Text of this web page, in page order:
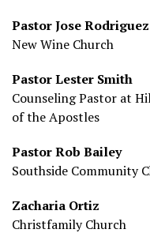
Pastor Jose Rodriguez
New Wine Church
Pastor Lester Smith
Counseling Pastor at
of the Apostles
Pastor Rob Bailey
Southside Community
Zacharia Ortiz
Christfamily Church